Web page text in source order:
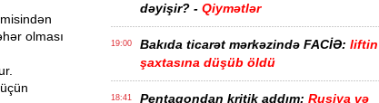
olması
dəyişir? - Qiymətlər
19:00 Bakıda ticarət mərkəzində FACİƏ: liftin
şaxtasına düşüb öldü
18:41 Pentaqondan kritik addım: Rusiya və